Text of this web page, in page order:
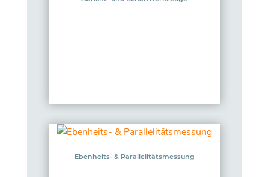
Ebenheits- & Parallelitätsmessung